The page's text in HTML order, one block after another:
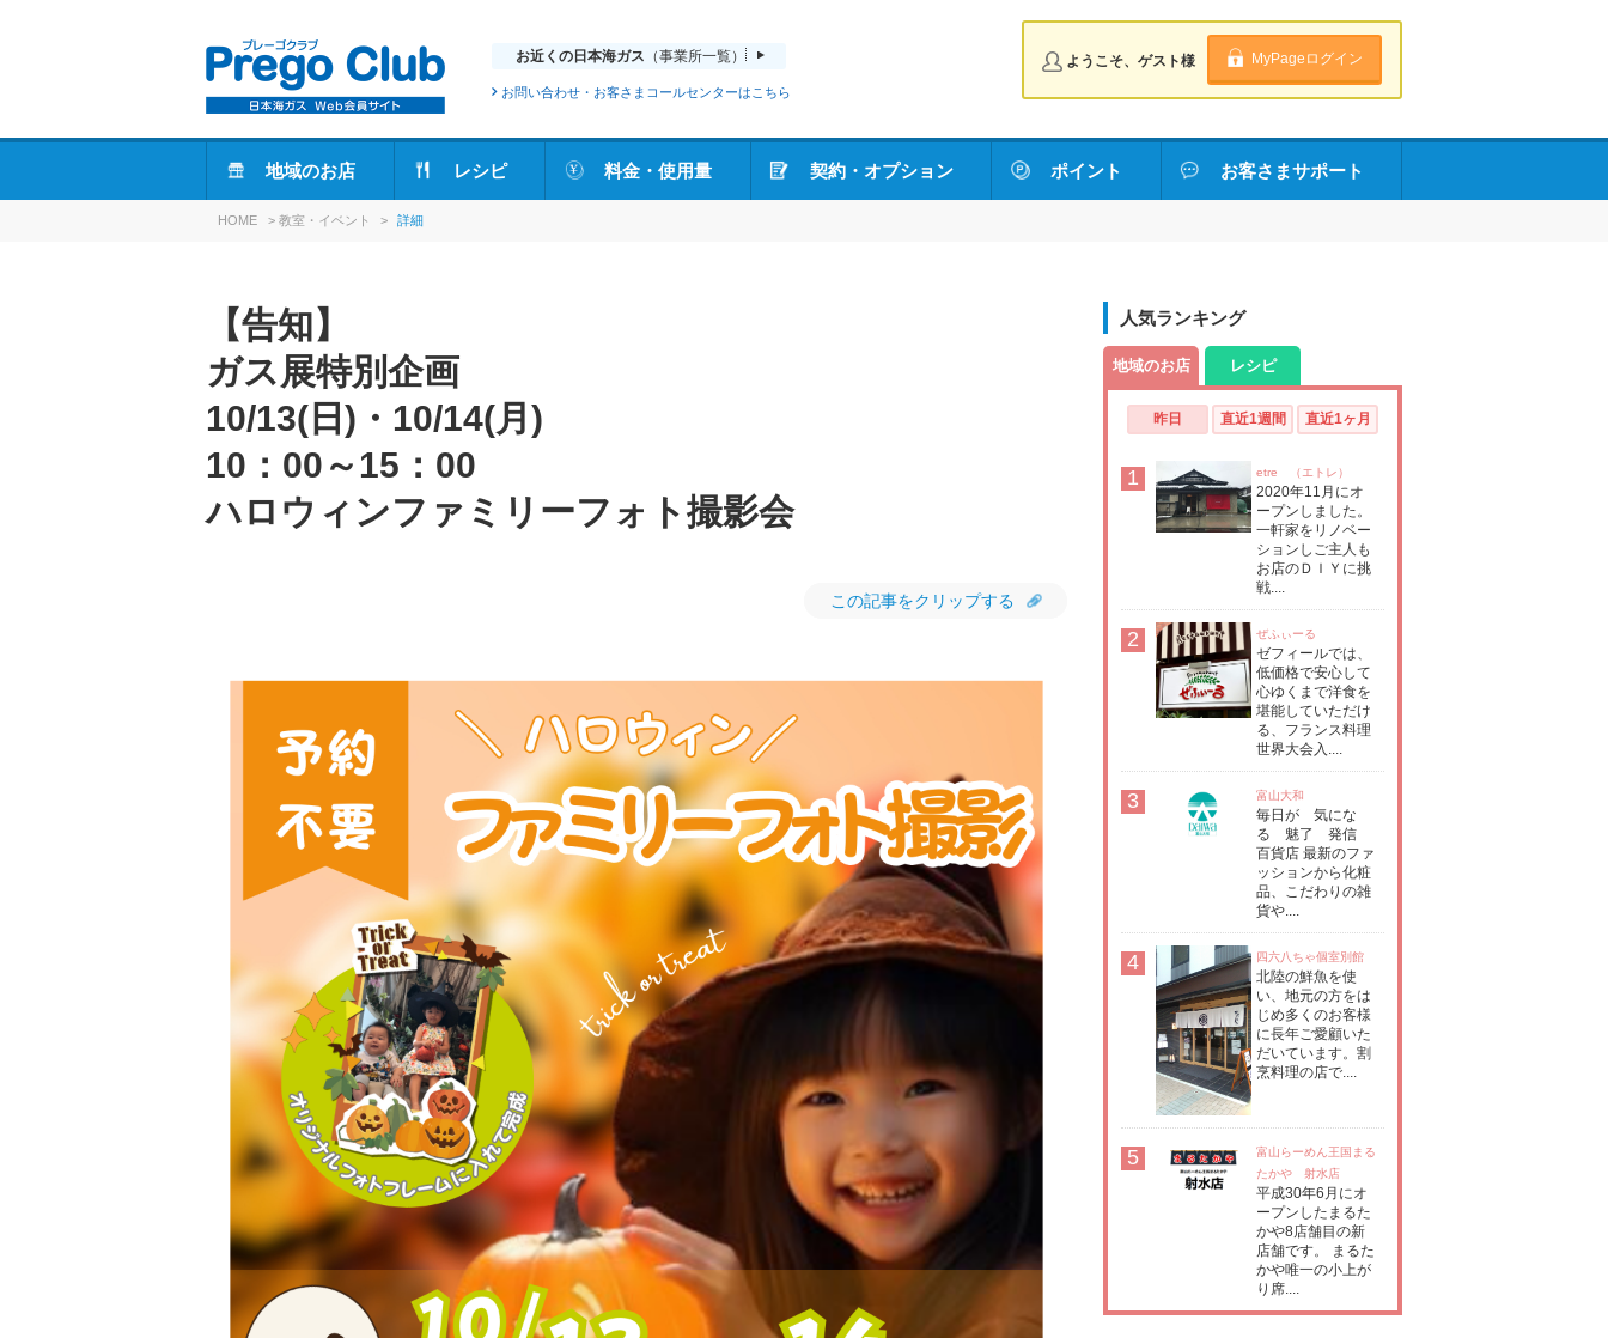
お近くの日本海ガス （事業所一覧）
お問い合わせ・お客さまコールセンターはこちら
ようこそ、ゲスト様 MyPageログイン
地域のお店 レシピ 料金・使用量 契約・オプション ポイント お客さまサポート
HOME > 教室・イベント > 詳細
【告知】
ガス展特別企画
10/13(日)・10/14(月)
10：00～15：00
ハロウィンファミリーフォト撮影会
この記事をクリップする
人気ランキング
地域のお店 レシピ
昨日 直近1週間 直近1ヶ月
1 etre （エトレ）
2020年11月にオ
ープンしました。
一軒家をリノベー
ションしご主人も
お店のＤＩＹに挑
戦....
2 ぜふぃーる
ゼフィールでは、
低価格で安心して
心ゆくまで洋食を
堪能していただけ
る、フランス料理
世界大会入....
3 富山大和
毎日が 気にな
る 魅了 発信
百貨店 最新のファ
ッションから化粧
品、こだわりの雑
貨や....
4 四六八ちゃ個室別館
北陸の鮮魚を使
い、地元の方をは
じめ多くのお客様
に長年ご愛顧いた
だいています。割
烹料理の店で....
5
富山らーめん王国まる
たかや 射水店
平成30年6月にオ
ープンしたまるた
かや8店舗目の新
店舗です。 まるた
かや唯一の小上が
り席....